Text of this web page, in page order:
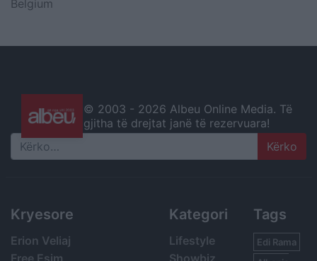
Belgium
© 2003 - 2026 Albeu Online Media. Të
gjitha të drejtat janë të rezervuara!
Search
Kryesore
Erion Veliaj
Free Esim
Kategori
Lifestyle
Showbiz
Tags
Edi Rama